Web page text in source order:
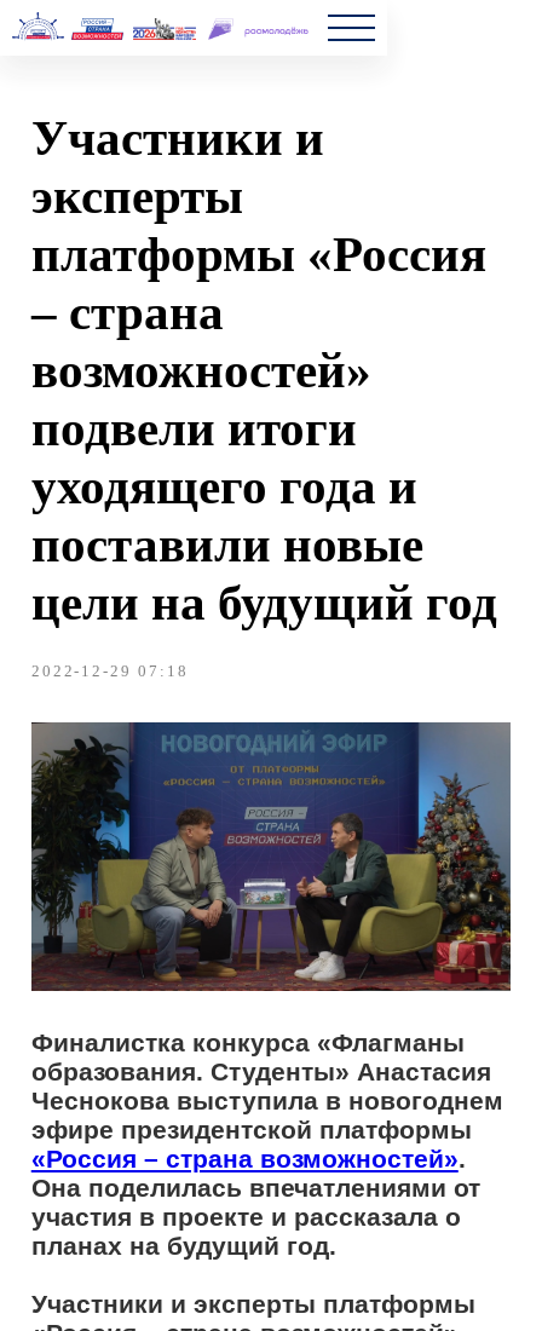
эксперты
платформы «Россия
– страна
возможностей»
подвели итоги
уходящего года и
поставили новые
цели на будущий год
Финалистка конкурса «Флагманы
образования. Студенты» Анастасия
Чеснокова выступила в новогоднем
эфире президентской платформы
«Россия – страна возможностей».
Она поделилась впечатлениями от
участия в проекте и рассказала о
планах на будущий год.
«Россия–страна возможностей»
подвели итоги уходящего года и
поставили новые цели на будущий
год– состоялся праздничный
новогодний эфир. С приветственным
словом выступил генеральный
директор АНО «Россия – страна
возможностей»Алексей Комиссаров.
Он рассказал о географии проектов
президентской платформы и отметил,
что число людей, верящих в
двукратно выросло.